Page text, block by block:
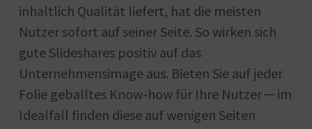
inhaltlich Qualität liefert, hat die meisten
Nutzer sofort auf seiner Seite. So wirken sich
gute Slideshares positiv auf das
Unternehmensimage aus. Bieten Sie auf jeder
Folie geballtes Know-how für Ihre Nutzer ─ im
Idealfall finden diese auf wenigen Seiten